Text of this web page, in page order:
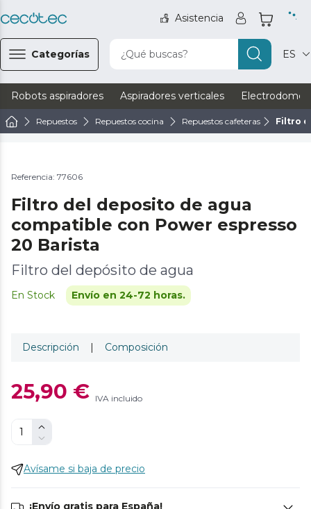
Asistencia
Categorías ¿Qué buscas? ES
Robots aspiradores Aspiradores verticales
Repuestos Repuestos cocina Repuestos cafeteras Filtro
Referencia: 77606
Filtro del deposito de agua
compatible con Power espresso
20 Barista
Filtro del depósito de agua
En Stock Envío en 24-72 horas.
Descripción | Composición
25,90 € IVA incluido
Avísame si baja de precio
¡Envío gratis para España!